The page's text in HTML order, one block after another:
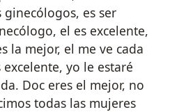
es ser
el es excelente,
la mejor, el me ve cada
yo le estaré
Doc eres el mejor, no
todas las mujeres